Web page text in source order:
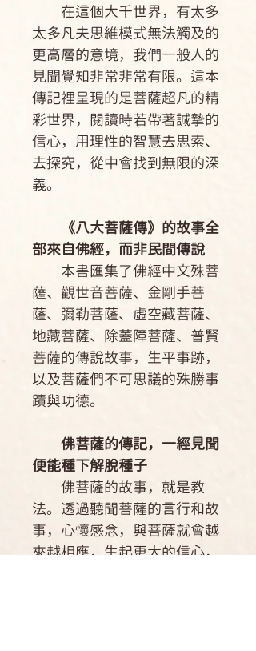
在這個大千世界，有太多
太多凡夫思維模式無法觸及的
更高層的意境，我們一般人的
見聞覺知非常非常有限。這本
傳記裡呈現的是菩薩超凡的精
彩世界，閱讀時若帶著誠摯的
信心，用理性的智慧去思索、
去探究，從中會找到無限的深
義。
《八大菩薩傳》的故事全
部來自佛經，而非民間傳說
本書匯集了佛經中文殊菩
薩、觀世音菩薩、金剛手菩
薩、彌勒菩薩、虛空藏菩薩、
地藏菩薩、除蓋障菩薩、普賢
菩薩的傳說故事，生平事跡，
以及菩薩們不可思議的殊勝事
蹟與功德。
佛菩薩的傳記，一經見聞
便能種下解脫種子
佛菩薩的故事，就是教
法。透過聽聞菩薩的言行和故
事，心懷感念，與菩薩就會越
來越相應，生起更大的信心，